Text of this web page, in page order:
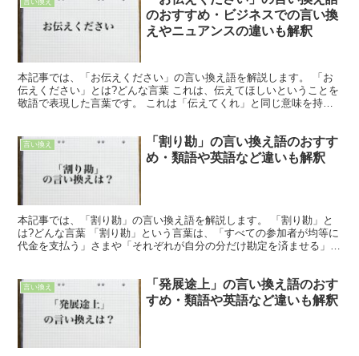
のおすすめ・ビジネスでの言い換
えやニュアンスの違いも解釈
本記事では、「お伝えください」の言い換え語を解説します。 「お
伝えください」とは?どんな言葉 これは、伝えてほしいということを
敬語で表現した言葉です。 これは「伝えてくれ」と同じ意味を持ち
言い換え
「割り勘」の言い換え語のおすす
め・類語や英語など違いも解釈
本記事では、「割り勘」の言い換え語を解説します。 「割り勘」と
は?どんな言葉 「割り勘」という言葉は、「すべての参加者が均等に
代金を支払う」さまや「それぞれが自分の分だけ勘定を済ませる」様
言い換え
「発展途上」の言い換え語のおす
すめ・類語や英語など違いも解釈